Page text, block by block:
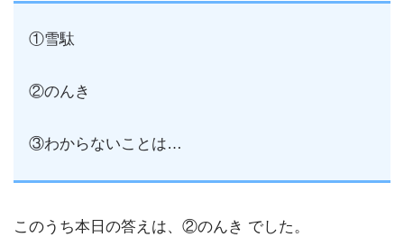
①雪駄
②のんき
③わからないことは…
このうち本日の答えは、②のんき でした。